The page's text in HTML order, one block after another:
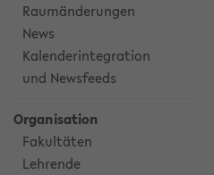
Raumänderungen
News
Kalenderintegration
und Newsfeeds
Organisation
Fakultäten
Lehrende